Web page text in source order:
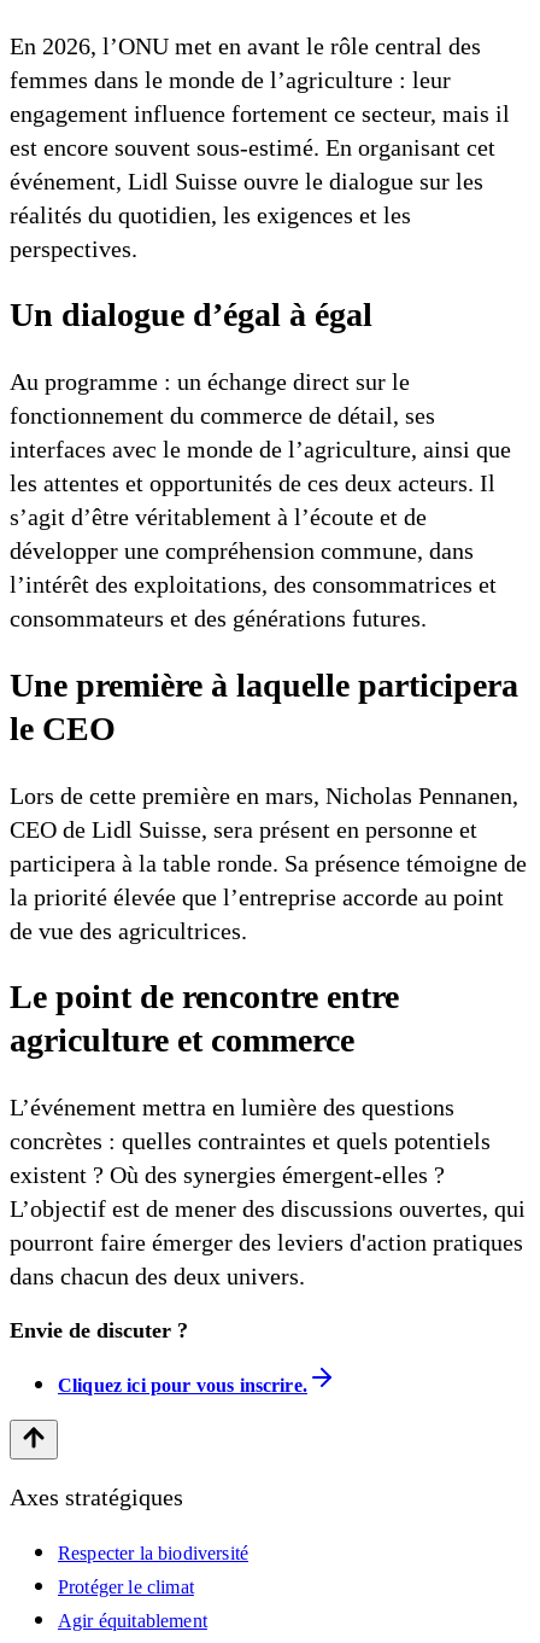
En 2026, l’ONU met en avant le rôle central des
femmes dans le monde de l’agriculture : leur
engagement influence fortement ce secteur, mais il
est encore souvent sous-estimé. En organisant cet
événement, Lidl Suisse ouvre le dialogue sur les
réalités du quotidien, les exigences et les
perspectives.
Un dialogue d’égal à égal
Au programme : un échange direct sur le
fonctionnement du commerce de détail, ses
interfaces avec le monde de l’agriculture, ainsi que
les attentes et opportunités de ces deux acteurs. Il
s’agit d’être véritablement à l’écoute et de
développer une compréhension commune, dans
l’intérêt des exploitations, des consommatrices et
consommateurs et des générations futures.
Une première à laquelle participera
le CEO
Lors de cette première en mars, Nicholas Pennanen,
CEO de Lidl Suisse, sera présent en personne et
participera à la table ronde. Sa présence témoigne de
la priorité élevée que l’entreprise accorde au point
de vue des agricultrices.
Le point de rencontre entre
agriculture et commerce
L’événement mettra en lumière des questions
concrètes : quelles contraintes et quels potentiels
existent ? Où des synergies émergent-elles ?
L’objectif est de mener des discussions ouvertes, qui
pourront faire émerger des leviers d'action pratiques
dans chacun des deux univers.
Envie de discuter ?
Cliquez ici pour vous inscrire.
Axes stratégiques
Respecter la biodiversité
Protéger le climat
Agir équitablement